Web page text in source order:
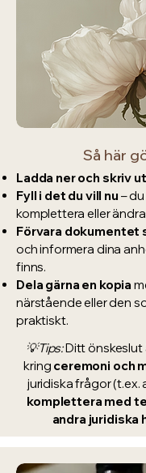
Så här
Ladda ner och skriv
Fyll i det du vill nu –
komplettera eller
Förvara dokumentet
och informera dina
finns.
Dela gärna en kopia
närstående eller den
praktiskt.
💡Tips:Ditt önskeslut
kring ceremoni och
juridiska frågor (t.ex.
komplettera med
andra juridiska